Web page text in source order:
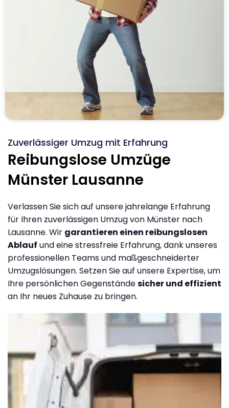
Zuverlässiger Umzug mit Erfahrung
Reibungslose Umzüge
Münster Lausanne
Verlassen Sie sich auf unsere jahrelange Erfahrung
für Ihren zuverlässigen Umzug von Münster nach
Lausanne. Wir garantieren einen reibungslosen
Ablauf und eine stressfreie Erfahrung, dank unseres
professionellen Teams und maßgeschneiderter
Umzugslösungen. Setzen Sie auf unsere Expertise, um
Ihre persönlichen Gegenständesicher und effizient
an Ihr neues Zuhause zu bringen.